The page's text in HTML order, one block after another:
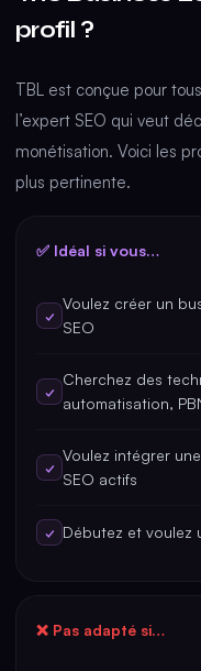
profil ?
TBL est conçue pour
l’expert SEO qui veut
monétisation. Voici les
plus pertinente.
✅ Idéal si vous…
✓
Voulez créer un
SEO
✓
Cherchez des
automatisation,
✓
Voulez intégrer
SEO actifs
✓ Débutez et voulez
❌ Pas adapté si…